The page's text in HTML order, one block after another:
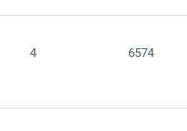
4 6574